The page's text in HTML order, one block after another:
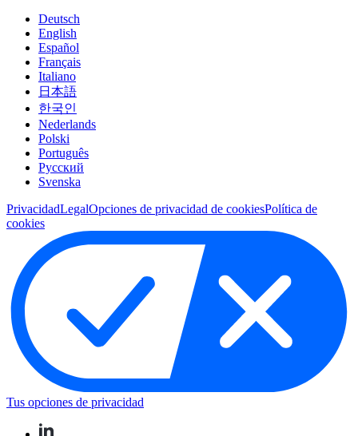
Deutsch
English
Español
Français
Italiano
日本語
한국인
Nederlands
Polski
Português
Pусский
Svenska
PrivacidadLegalOpciones de privacidad de cookiesPolítica de
cookies
Tus opciones de privacidad